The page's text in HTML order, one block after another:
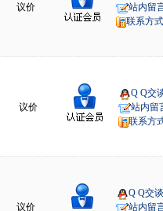
议价
站内留
联系方式
议价
Q Q交
站内留
联系方
议价
Q Q交谈
站内留